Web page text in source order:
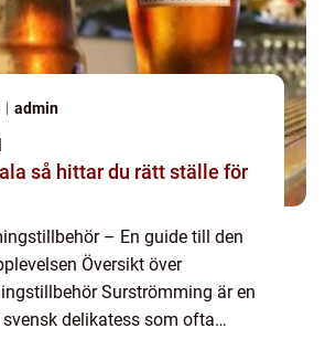
admin
för
– En guide till den
Översikt över
Surströmming är en
delikatess som ofta